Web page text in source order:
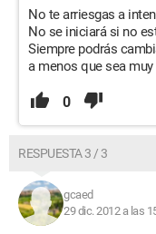
No te arriesgas a
No se iniciará si no
Siempre podrás
a menos que sea
0
RESPUESTA 3 / 3
gcaed
29 dic. 2012 a las